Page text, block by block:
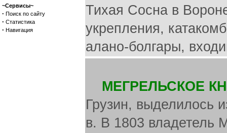
~Сервисы~
· Поиск по сайту
· Статистика
· Навигация
Тихая Сосна в
укрепления,
алано-болгары,
МЕГРЕЛЬСКОЕ
Грузин, выделилось
в. В 1803 владетель